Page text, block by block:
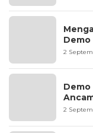
Demo
2
Demo
2